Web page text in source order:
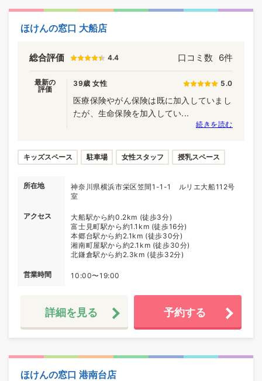
ほけんの窓口 大船店
総合評価 4.4 口コミ数 6件
最新の
評価
39歳 女性 5.0
医療保険やがん保険は既に加入していまし
たが、生命保険を加入してい...
続きを読む
キッズスペース 駐車場 女性スタッフ 授乳スペース
所在地
神奈川県横浜市栄区笠間1-1-1 ルリエ大船112号
室
アクセス
大船駅から約0.2km (徒歩3分)
富士見町駅から約1.1km (徒歩16分)
本郷台駅から約2.1km (徒歩30分)
湘南町屋駅から約2.1km (徒歩30分)
北鎌倉駅から約2.3km (徒歩32分)
営業時間 10:00〜19:00
詳細を見る 予約する
ほけんの窓口 港南台店